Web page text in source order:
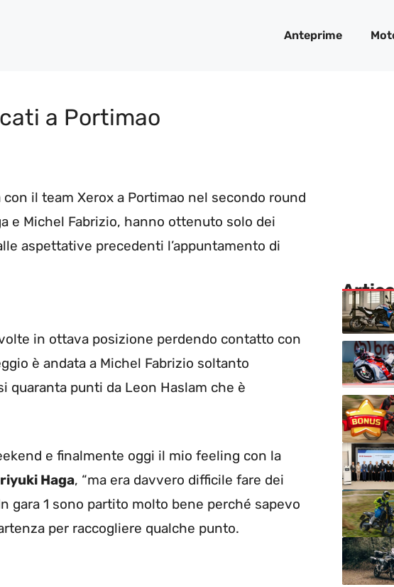
Anteprime
a Portimao
il team Xerox a Portimao nel secondo round
e Michel Fabrizio, hanno ottenuto solo dei
aspettative precedenti l’appuntamento di
in ottava posizione perdendo contatto con
è andata a Michel Fabrizio soltanto
quaranta punti da Leon Haslam che è
e finalmente oggi il mio feeling con la
Haga, “ma era davvero difficile fare dei
gara 1 sono partito molto bene perché sapevo
per raccogliere qualche punto.